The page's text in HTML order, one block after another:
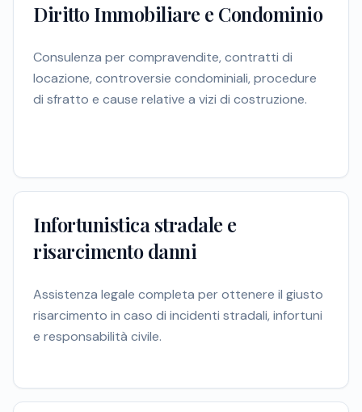
Diritto Immobiliare e Condominio
Consulenza per compravendite, contratti di
locazione, controversie condominiali, procedure
di sfratto e cause relative a vizi di costruzione.
Infortunistica stradale e
risarcimento danni
Assistenza legale completa per ottenere il giusto
risarcimento in caso di incidenti stradali, infortuni
e responsabilità civile.